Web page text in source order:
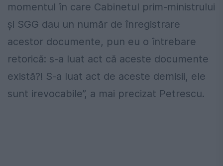
momentul în care Cabinetul prim-ministrului
şi SGG dau un număr de înregistrare
acestor documente, pun eu o întrebare
retorică: s-a luat act că aceste documente
există?! S-a luat act de aceste demisii, ele
sunt irevocabile”, a mai precizat Petrescu.